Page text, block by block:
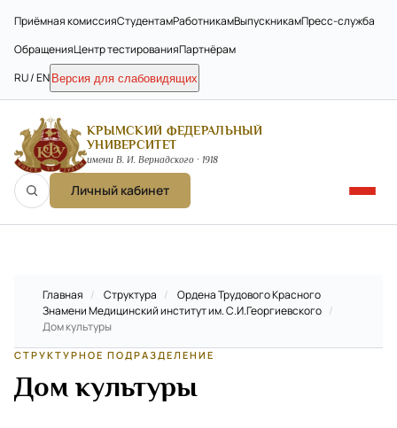
Приёмная комиссияСтудентамРаботникамВыпускникамПресс-служба
ОбращенияЦентр тестированияПартнёрам
RU / EN Версия для слабовидящих
КРЫМСКИЙ ФЕДЕРАЛЬНЫЙ
УНИВЕРСИТЕТ
имени В. И. Вернадского · 1918
Личный кабинет
Главная / Структура /
Ордена Трудового Красного
Знамени Медицинский институт им. С.И.Георгиевского /
Дом культуры
СТРУКТУРНОЕ ПОДРАЗДЕЛЕНИЕ
Дом культуры